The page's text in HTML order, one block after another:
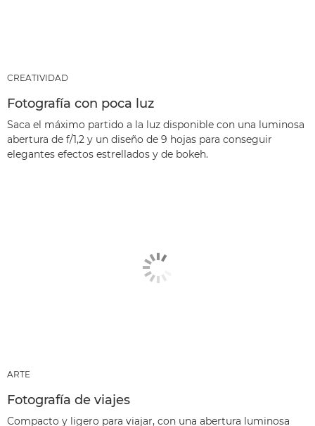
CREATIVIDAD
Fotografía con poca luz
Saca el máximo partido a la luz disponible con una luminosa
abertura de f/1,2 y un diseño de 9 hojas para conseguir
elegantes efectos estrellados y de bokeh.
ARTE
Fotografía de viajes
Compacto y ligero para viajar, con una abertura luminosa